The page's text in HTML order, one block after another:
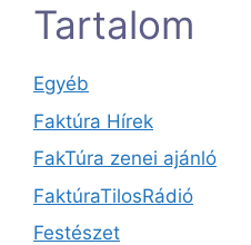
Tartalom
Egyéb
Faktúra Hírek
FakTúra zenei ajánló
FaktúraTilosRádió
Festészet